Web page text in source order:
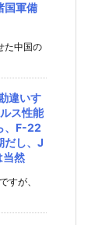
国軍備
た中国の
違いす
ス性能
、F-22
だし、J
当然
すが、